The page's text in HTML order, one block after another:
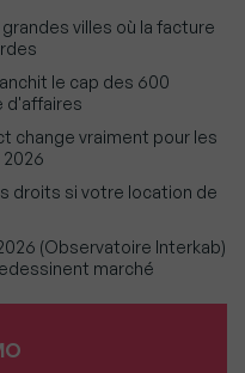
villes où la facture
le cap des 600
d'affaires
change vraiment pour les
droits si votre location de
(Observatoire Interkab)
marché